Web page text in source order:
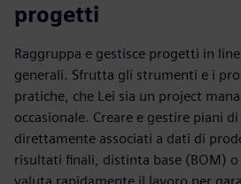
progetti
Raggruppa e gestisce progetti in
generali. Sfrutta gli strumenti e i
pratiche, che Lei sia un project
occasionale. Creare e gestire piani
direttamente associati a dati di
risultati finali, distinta base (BOM)
valuta rapidamente il lavoro per